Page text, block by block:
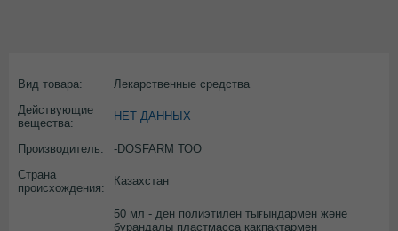
Вид товара:
Лекарственные средства
Действующие
вещества:
НЕТ ДАННЫХ
Производитель:
-DOSFARM ТОО
Страна
происхождения:
Казахстан
50 мл - ден полиэтилен тығындармен және
бұрандалы пластмасса қақпақтармен